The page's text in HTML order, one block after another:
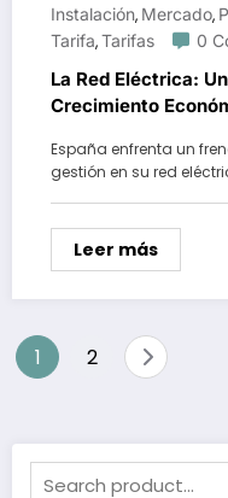
Instalación, Mercado,
Tarifa,Tarifas 0
La Red Eléctrica:
Crecimiento
España enfrenta un
gestión en su red
Leer más
Paginación
1 2